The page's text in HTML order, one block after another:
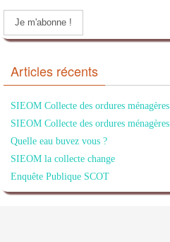
Articles récents
SIEOM Collecte des ordures ménagères
SIEOM Collecte des ordures ménagères
Quelle eau buvez vous ?
SIEOM la collecte change
Enquête Publique SCOT